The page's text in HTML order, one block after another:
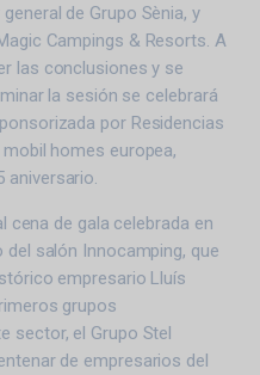
de Grupo Sènia, y
Campings & Resorts. A
las conclusiones y se
la sesión se celebrará
por Residencias
homes europea,
cena de gala celebrada en
del salón Innocamping, que
empresario Lluís
grupos
sector, el Grupo Stel
de empresarios del